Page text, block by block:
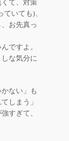
て、対策
いても)、
お先真っ
ですよ。
な気分に
ない」も
しまう」
すぎて、